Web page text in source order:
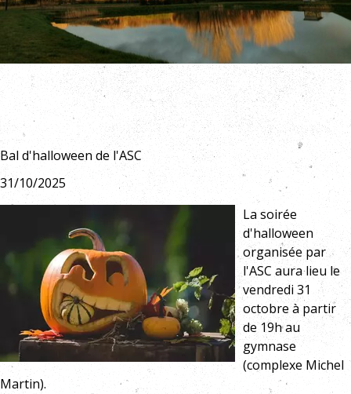
Bal d'halloween de l'ASC
31/10/2025
La soirée
d'halloween
organisée par
l'ASC aura lieu le
vendredi 31
octobre à partir
de 19h au
gymnase
(complexe Michel
Martin).